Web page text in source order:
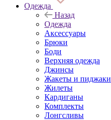
Одежда
Назад
Одежда
Аксессуары
Брюки
Боди
Верхняя одежда
Джинсы
Жакеты и пиджаки
Жилеты
Кардиганы
Комплекты
Лонгсливы